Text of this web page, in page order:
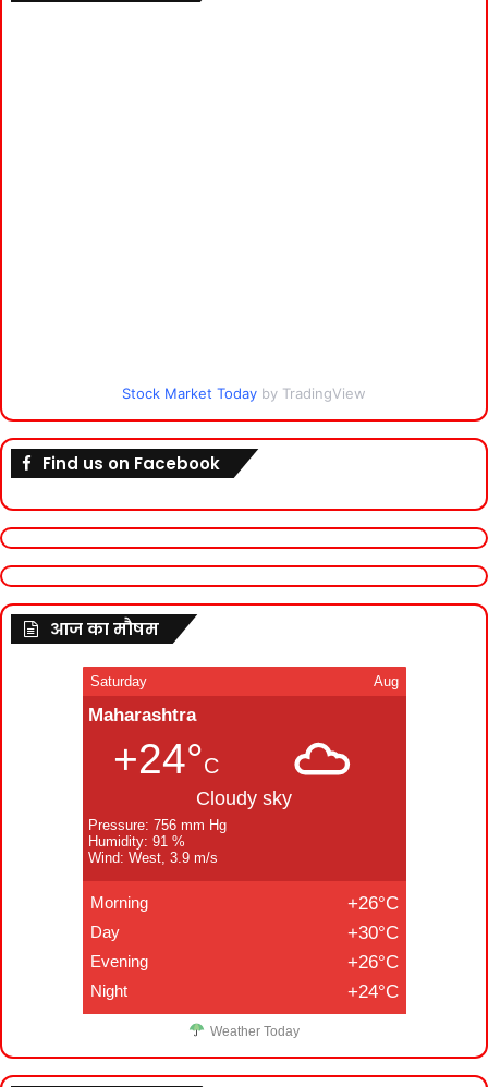
Stock Market Today by TradingView
Find us on Facebook
आज का मौषम
Saturday Aug
Maharashtra
+24°C
Cloudy sky
Pressure: 756 mm Hg
Humidity: 91 %
Wind: West, 3.9 m/s
Morning +26°C
Day +30°C
Evening +26°C
Night +24°C
Weather Today